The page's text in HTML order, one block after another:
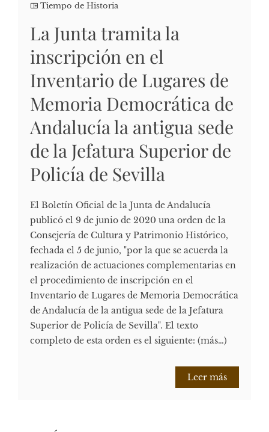
Tiempo de Historia
La Junta tramita la
inscripción en el
Inventario de Lugares de
Memoria Democrática de
Andalucía la antigua sede
de la Jefatura Superior de
Policía de Sevilla
El Boletín Oficial de la Junta de Andalucía
publicó el 9 de junio de 2020 una orden de la
Consejería de Cultura y Patrimonio Histórico,
fechada el 5 de junio, "por la que se acuerda la
realización de actuaciones complementarias en
el procedimiento de inscripción en el
Inventario de Lugares de Memoria Democrática
de Andalucía de la antigua sede de la Jefatura
Superior de Policía de Sevilla". El texto
completo de esta orden es el siguiente: (más…)
Leer más